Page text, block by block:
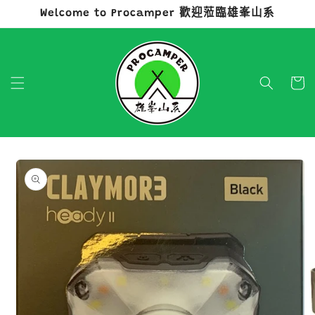
跳至內容
Welcome to Procamper 歡迎蒞臨雄峯山系
物
略過產品
資訊